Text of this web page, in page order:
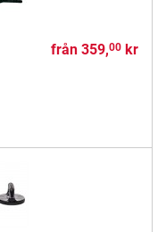
från 359,00kr